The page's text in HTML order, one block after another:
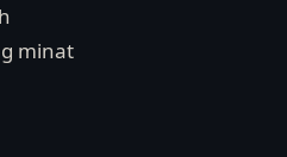
minat